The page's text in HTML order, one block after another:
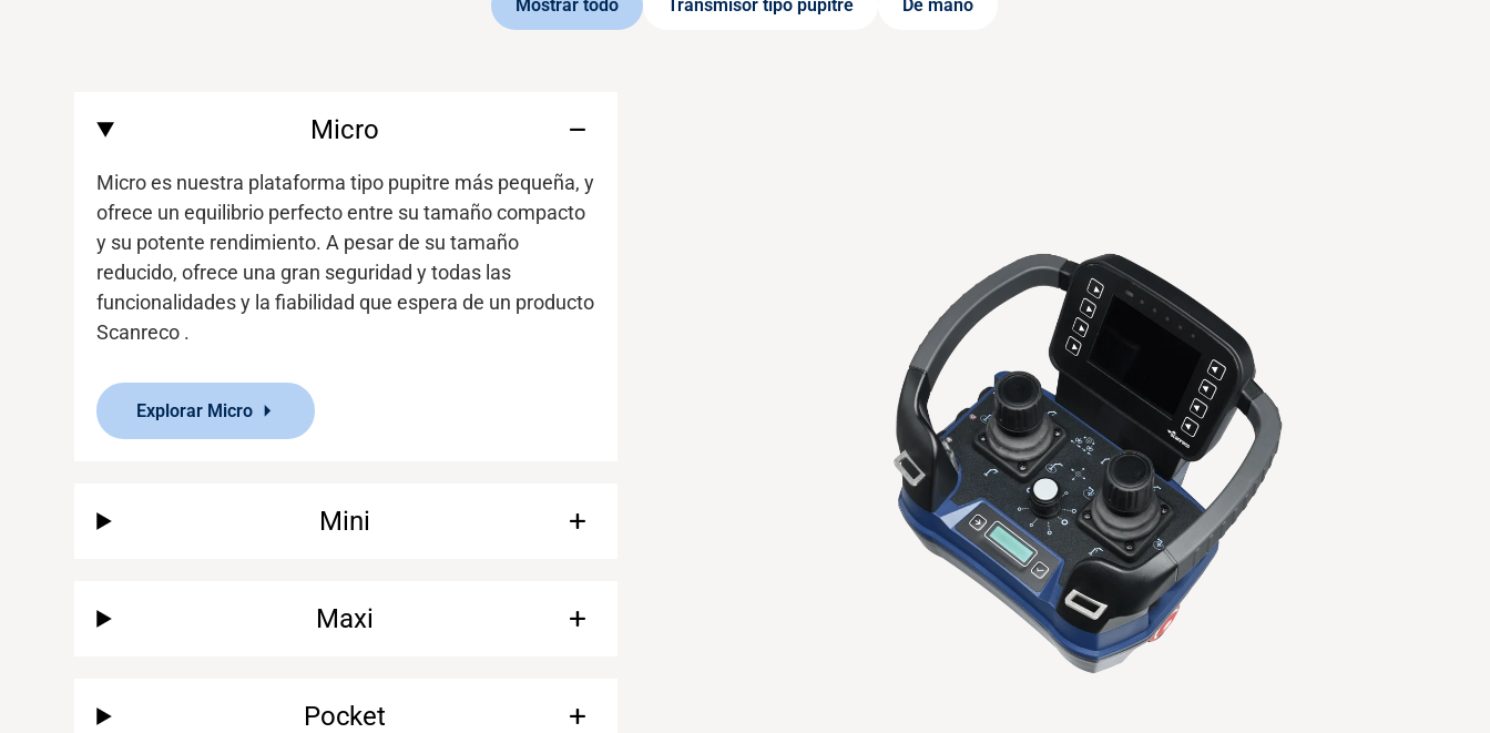
Mostrar todo Transmisor tipo pupitre De mano
Micro
Micro es nuestra plataforma tipo pupitre más pequeña, y
ofrece un equilibrio perfecto entre su tamaño compacto
y su potente rendimiento. A pesar de su tamaño
reducido, ofrece una gran seguridad ytodas las
funcionalidadesy la fiabilidad que espera de un producto
Scanreco .
Explorar Micro
Mini
Maxi
Pocket